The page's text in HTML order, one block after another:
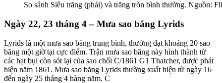
So sánh Siêu trăng (phải) và trăng tròn bình thường. Nguồn:
Ngày 22, 23 tháng 4 – Mưa sao băng Lyrids
Lyrids là một mưa sao băng trung bình, thường đạt khoảng 20 sao
băng một giờ tại cực điểm. Trận mưa sao băng này hình thành từ
các hạt bụi còn sót lại của sao chổi C/1861 G1 Thatcher, được phát
hiện năm 1861. Mưa sao băng Lyrids thường xuất hiện từ ngày 16
đến ngày 25 tháng 4 hàng năm. C